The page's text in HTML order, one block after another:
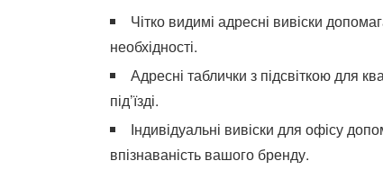
Чітко видимі адресні вивіски
необхідності.
Адресні таблички з підсвіткою для
під’їзді.
Індивідуальні вивіски для офісу
впізнаваність вашого бренду.